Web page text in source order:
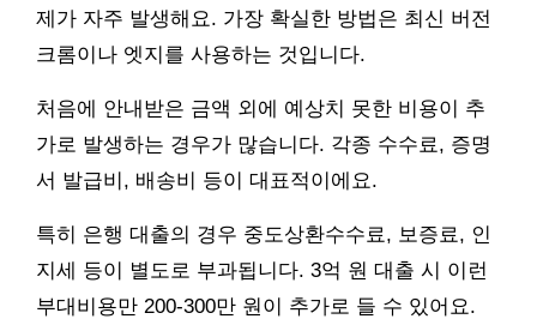
제가 자주 발생해요. 가장 확실한 방법은 최신 버전
크롬이나 엣지를 사용하는 것입니다.
처음에 안내받은 금액 외에 예상치 못한 비용이 추
가로 발생하는 경우가 많습니다. 각종 수수료, 증명
서 발급비, 배송비 등이 대표적이에요.
특히 은행 대출의 경우 중도상환수수료, 보증료, 인
지세 등이 별도로 부과됩니다. 3억 원 대출 시 이런
부대비용만 200-300만 원이 추가로 들 수 있어요.